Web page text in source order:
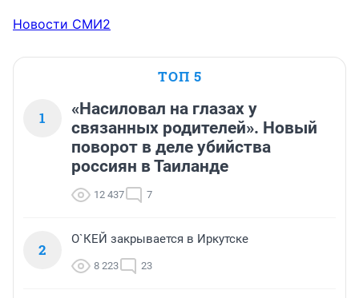
Новости СМИ2
ТОП 5
1
«Насиловал на глазах у
связанных родителей». Новый
поворот в деле убийства
россиян в Таиланде
12 437 7
2
О`КЕЙ закрывается в Иркутске
8 223 23